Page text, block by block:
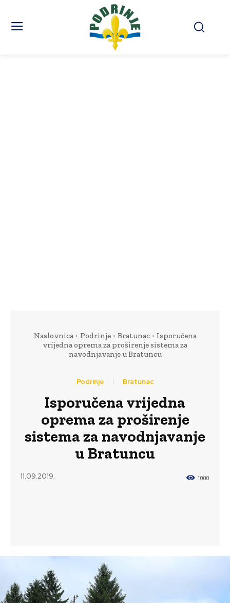
Naslovnica Podrinje Bratunac
Isporučena
vrijedna oprema za proširenje sistema za
navodnjavanje u Bratuncu
Podrinje Bratunac
Isporučena vrijedna
oprema za proširenje
sistema za navodnjavanje
u Bratuncu
11.09.2019. 1000